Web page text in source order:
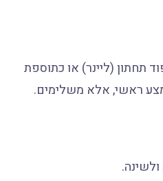
תחתון (ליינר) או כתוספת
ראשי, אלא משלימים.